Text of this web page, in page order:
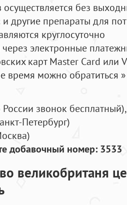
без
и другие препараты для
круглосуточно
электронные
карт Master Card или
время можно обратиться
России звонок бесплатный),
Петербург)
добавочный номер: 3533
великобританя